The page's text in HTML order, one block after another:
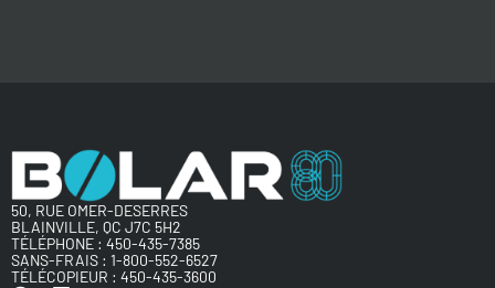
50, RUE OMER-DESERRES
BLAINVILLE, QC J7C 5H2
TÉLÉPHONE : 450-435-7385
SANS-FRAIS : 1-800-552-6527
TÉLÉCOPIEUR : 450-435-3600